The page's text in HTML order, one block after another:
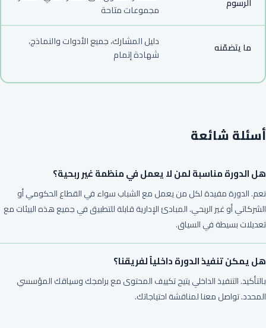
مجموعات متاحة
ما يتضمّنه
دليل المشارك، جميع الأدوات والنماذج،
شهادة إتمام
أسئلة شائعة
هل الدورة مناسبة لمن لا يعمل في منظمة غير ربحية؟
نعم. الدورة مفيدة لكل من يعمل مع الشباب سواء في القطاع الحكومي أو
الشركاتي أو غير الربحي. المبادئ الإدارية قابلة للتطبيق في جميع هذه البيئات مع
تعديلات بسيطة في السياق.
هل يمكن تنفيذ الدورة داخلياً لفريقنا؟
بالتأكيد. التنفيذ الداخلي يتيح تكييف المحتوى مع برامجك وسياقك المؤسسي
المحدد. تواصل معنا لمناقشة احتياجاتك.